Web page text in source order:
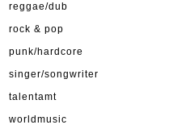
reggae/dub
rock & pop
punk/hardcore
singer/songwriter
talentamt
worldmusic